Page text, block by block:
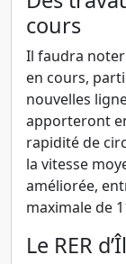
cours
Il faudra
en cours,
nouvelles
apporteront
rapidité de
la vitesse
améliorée,
maximale de
Le RER